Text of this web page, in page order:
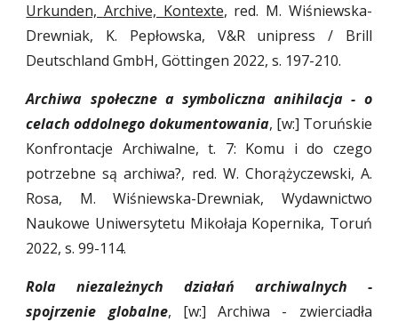
Urkunden, Archive, Kontexte, red. M. Wiśniewska-
Drewniak, K. Pepłowska, V&R unipress / Brill
Deutschland GmbH, Göttingen 2022, s. 197-210.
Archiwa społeczne a symboliczna anihilacja - o
celach oddolnego dokumentowania, [w:] Toruńskie
Konfrontacje Archiwalne, t. 7: Komu i do czego
potrzebne są archiwa?, red. W. Chorążyczewski, A.
Rosa, M. Wiśniewska-Drewniak, Wydawnictwo
Naukowe Uniwersytetu Mikołaja Kopernika, Toruń
2022, s. 99-114.
Rola niezależnych działań archiwalnych -
spojrzenie globalne, [w:] Archiwa - zwierciadła